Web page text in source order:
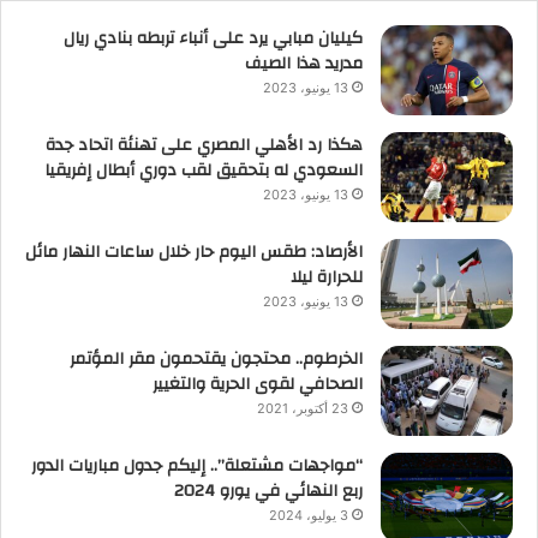
كيليان مبابي يرد على أنباء تربطه بنادي ريال
مدريد هذا الصيف
13 يونيو، 2023
هكذا رد الأهلي المصري على تهنئة اتحاد جدة
السعودي له بتحقيق لقب دوري أبطال إفريقيا
13 يونيو، 2023
الأرصاد: طقس اليوم حار خلال ساعات النهار مائل
للحرارة ليلا
13 يونيو، 2023
الخرطوم.. محتجون يقتحمون مقر المؤتمر
الصحافي لقوى الحرية والتغيير
23 أكتوبر، 2021
“مواجهات مشتعلة”.. إليكم جدول مباريات الدور
ربع النهائي في يورو 2024
3 يوليو، 2024